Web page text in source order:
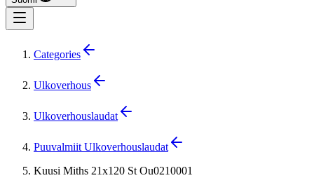
Categories
Ulkoverhous
Ulkoverhouslaudat
Puuvalmiit Ulkoverhouslaudat
Kuusi Miths 21x120 St Ou0210001